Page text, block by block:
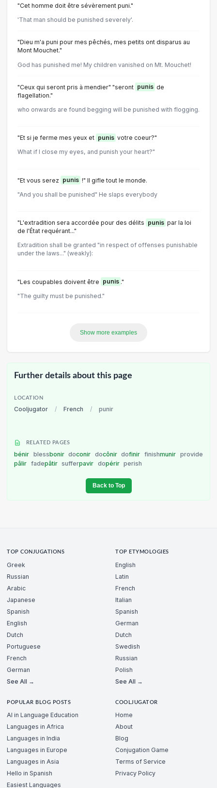
"Cet homme doit être sévèrement puni."
'That man should be punished severely'.
"Dieu m'a puni pour mes pêchés, mes petits ont disparus au
Mont Mouchet."
God has punished me! My children vanished on Mt. Mouchet!
"Ceux qui seront pris à mendier" "seront punis de
flagellation."
who onwards are found begging will be punished with flogging.
"Et si je ferme mes yeux et punis votre coeur?"
What if I close my eyes, and punish your heart?"
"Et vous serez punis !" Il gifle tout le monde.
"And you shall be punished" He slaps everybody
"L'extradition sera accordée pour des délits punis par la loi
de l'État requérant..."
Extradition shall be granted "in respect of offenses punishable
under the laws..." (weakly):
"Les coupables doivent être punis ."
"The guilty must be punished."
Show more examples
Further details about this page
LOCATION
Cooljugator / French / punir
RELATED PAGES
bénir blessbonir doconir docônir dofinir finishmunir provide
pâlir fadepâtir sufferpavir dopérir perish
Back to Top
TOP CONJUGATIONS
Greek
Russian
Arabic
Japanese
Spanish
English
Dutch
Portuguese
French
German
See All →
TOP ETYMOLOGIES
English
Latin
French
Italian
Spanish
German
Dutch
Swedish
Russian
Polish
See All →
POPULAR BLOG POSTS
AI in Language Education
Languages in Africa
Languages in India
Languages in Europe
Languages in Asia
Hello in Spanish
Easiest Languages
COOLJUGATOR
Home
About
Blog
Conjugation Game
Terms of Service
Privacy Policy